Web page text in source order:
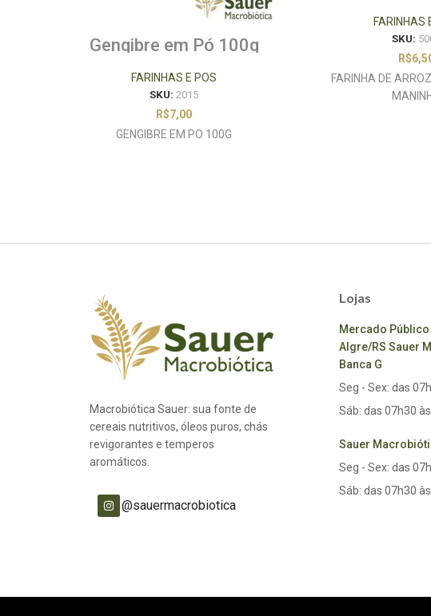
Gengibre em Pó 100g
FARINHAS E POS
SKU: 2015
R$7,00
GENGIBRE EM PO 100G
FARINHAS
SKU:
R$
FARINHA DE
Macrobiótica Sauer: sua fonte de
cereais nutritivos, óleos puros, chás
revigorantes e temperos
aromáticos.
@sauermacrobiotica
Lojas
Mercado
Algre/RS Sauer
Banca G
Seg - Sex: das
Sáb: das 07h30
Sauer
Seg - Sex: das
Sáb: das 07h30